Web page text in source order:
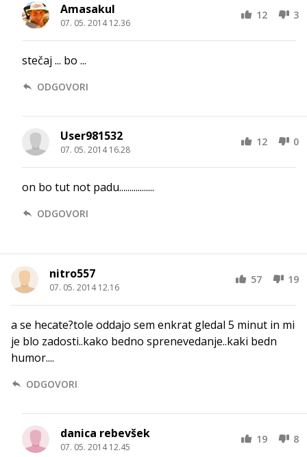
Amasakul
07. 05. 2014 12.36
12 3
stečaj ... bo ...
ODGOVORI
User981532
07. 05. 2014 16.28
12 0
on bo tut not padu.................
ODGOVORI
nitro557
07. 05. 2014 12.16
57 19
a se hecate?tole oddajo sem enkrat gledal 5 minut in mi
je blo zadosti..kako bedno sprenevedanje..kaki bedn
humor....
ODGOVORI
danica rebevšek
07. 05. 2014 12.45
19 8